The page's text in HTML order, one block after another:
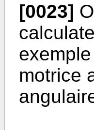
[0023]
motrice